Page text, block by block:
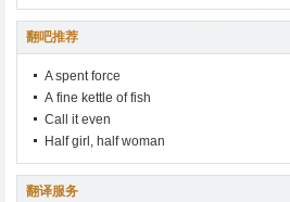
翻吧推荐
A spent force
A fine kettle of fish
Call it even
Half girl, half woman
翻译服务